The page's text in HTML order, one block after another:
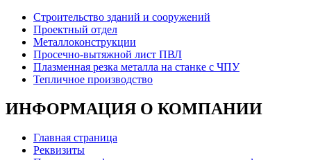
Строительство зданий и сооружений
Проектный отдел
Металлоконструкции
Просечно-вытяжной лист ПВЛ
Плазменная резка металла на станке с ЧПУ
Тепличное производство
ИНФОРМАЦИЯ О КОМПАНИИ
Главная страница
Реквизиты